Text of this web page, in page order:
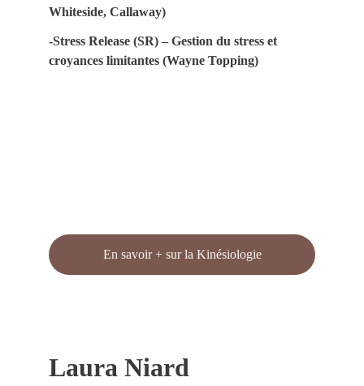
Whiteside, Callaway)
-Stress Release (SR) – Gestion du stress et
croyances limitantes (Wayne Topping)
En savoir + sur la Kinésiologie
Laura Niard